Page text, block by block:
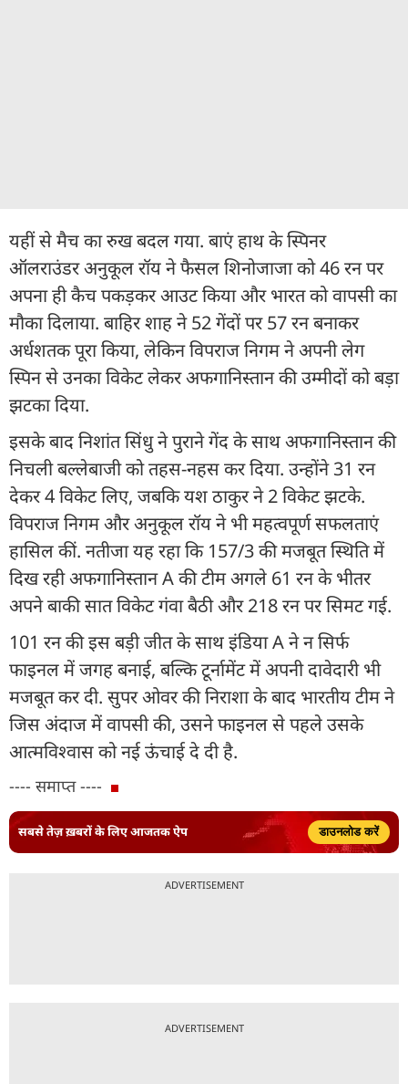
यहीं से मैच का रुख बदल गया. बाएं हाथ के स्पिनर
ऑलराउंडर अनुकूल रॉय ने फैसल शिनोजाजा को 46 रन पर
अपना ही कैच पकड़कर आउट किया और भारत को वापसी का
मौका दिलाया. बाहिर शाह ने 52 गेंदों पर 57 रन बनाकर
अर्धशतक पूरा किया, लेकिन विपराज निगम ने अपनी लेग
स्पिन से उनका विकेट लेकर अफगानिस्तान की उम्मीदों को बड़ा
झटका दिया.
इसके बाद निशांत सिंधु ने पुराने गेंद के साथ अफगानिस्तान की
निचली बल्लेबाजी को तहस-नहस कर दिया. उन्होंने 31 रन
देकर 4 विकेट लिए, जबकि यश ठाकुर ने 2 विकेट झटके.
विपराज निगम और अनुकूल रॉय ने भी महत्वपूर्ण सफलताएं
हासिल कीं. नतीजा यह रहा कि 157/3 की मजबूत स्थिति में
दिख रही अफगानिस्तान A की टीम अगले 61 रन के भीतर
अपने बाकी सात विकेट गंवा बैठी और 218 रन पर सिमट गई.
101 रन की इस बड़ी जीत के साथ इंडिया A ने न सिर्फ
फाइनल में जगह बनाई, बल्कि टूर्नामेंट में अपनी दावेदारी भी
मजबूत कर दी. सुपर ओवर की निराशा के बाद भारतीय टीम ने
जिस अंदाज में वापसी की, उसने फाइनल से पहले उसके
आत्मविश्वास को नई ऊंचाई दे दी है.
---- समाप्त ----
सबसे तेज़ ख़बरों के लिए आजतक ऐप डाउनलोड करें
ADVERTISEMENT
ADVERTISEMENT